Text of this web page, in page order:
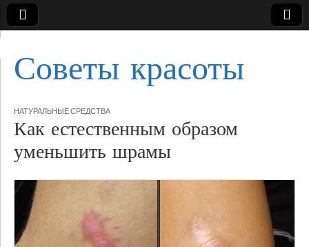
Советы красоты
НАТУРАЛЬНЫЕ СРЕДСТВА
Как естественным образом
уменьшить шрамы